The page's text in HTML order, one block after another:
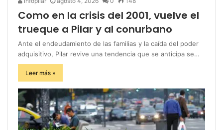
Como en la crisis del 2001, vuelve el
trueque a Pilar y al conurbano
Ante el endeudamiento de las familias y la caída del poder
adquisitivo, Pilar revive una tendencia que se anticipa se…
Leer más »